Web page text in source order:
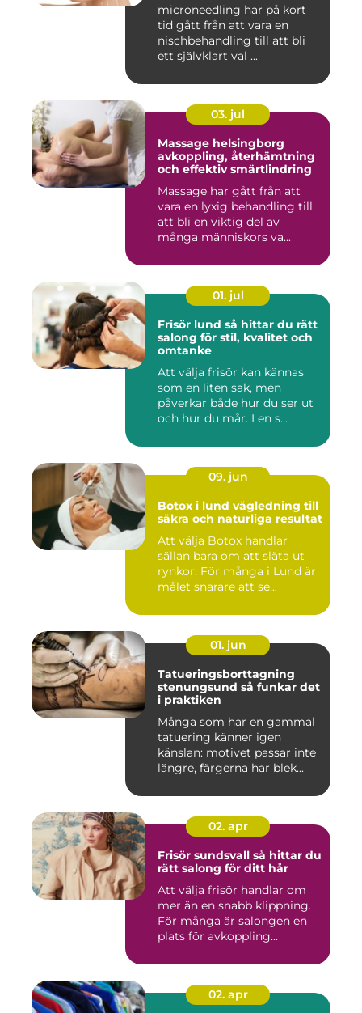
microneedling har på kort
tid gått från att vara en
nischbehandling till att bli
ett självklart val ...
03. jul
Massage helsingborg
avkoppling, återhämtning
och effektiv smärtlindring
Massage har gått från att
vara en lyxig behandling till
att bli en viktig del av
många människors va...
01. jul
Frisör lund så hittar du rätt
salong för stil, kvalitet och
omtanke
Att välja frisör kan kännas
som en liten sak, men
påverkar både hur du ser ut
och hur du mår. I en s...
09. jun
Botox i lund vägledning till
säkra och naturliga resultat
Att välja Botox handlar
sällan bara om att släta ut
rynkor. För många i Lund är
målet snarare att se...
01. jun
Tatueringsborttagning
stenungsund så funkar det
i praktiken
Många som har en gammal
tatuering känner igen
känslan: motivet passar inte
längre, färgerna har blek...
02. apr
Frisör sundsvall så hittar du
rätt salong för ditt hår
Att välja frisör handlar om
mer än en snabb klippning.
För många är salongen en
plats för avkoppling...
02. apr